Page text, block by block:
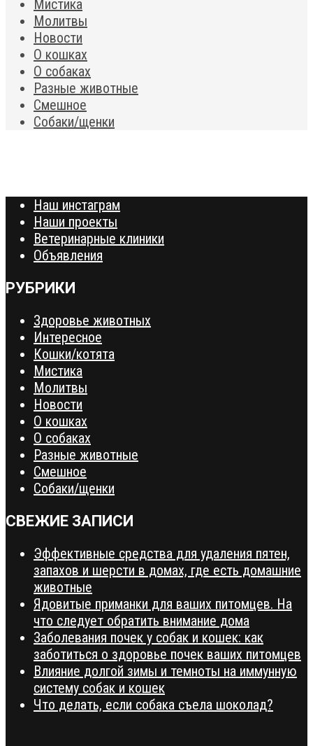
Мистика
Молитвы
Новости
О кошках
О собаках
Разные животные
Смешное
Собаки/щенки
Наш инстаграм
Наши проекты
Ветеринарные клиники
Объявления
РУБРИКИ
Здоровье животных
Интересное
Кошки/котята
Мистика
Молитвы
Новости
О кошках
О собаках
Разные животные
Смешное
Собаки/щенки
СВЕЖИЕ ЗАПИСИ
Эффективные средства для удаления пятен,
запахов и шерсти в домах, где есть домашние
животные
Ядовитые приманки для ваших питомцев. На
что следует обратить внимание дома
Заболевания почек у собак и кошек: как
заботиться о здоровье почек ваших питомцев
Влияние долгой зимы и темноты на иммунную
систему собак и кошек
Что делать, если собака съела шоколад?